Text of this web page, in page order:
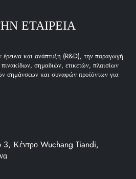
ΕΤΑΙΡΕΙΑ
έρευνα και ανάπτυξη (R&D), την παραγωγή
σημαδιών, ετικετών, πλαισίων
σημάνσεων και συναφών προϊόντων για
3, Κέντρο Wuchang Tiandi,